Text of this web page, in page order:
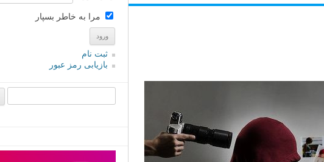
مرا به خاطر بسپار
ثبت نام
بازیابی رمز عبور